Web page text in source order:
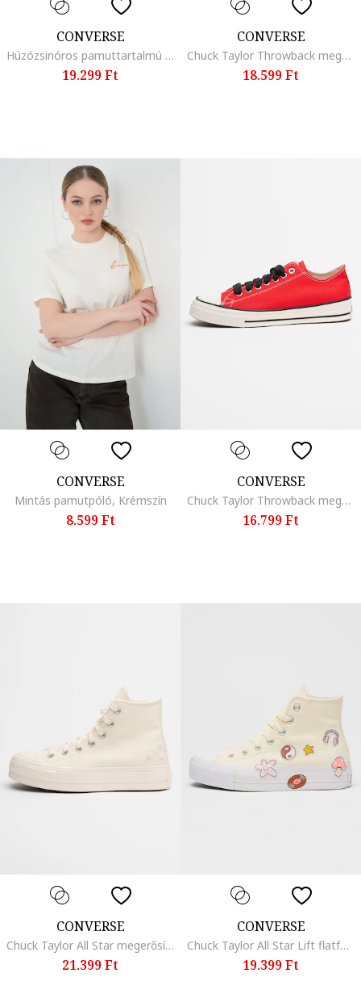
CONVERSE
Húzózsinóros pamuttartalmú szabadidőnadrág, Halványlila
19.299 Ft
CONVERSE
Chuck Taylor Throwback megerősített orrú uniszex cipő, Kék
18.599 Ft
CONVERSE
Mintás pamutpóló, Krémszín
8.599 Ft
CONVERSE
Chuck Taylor Throwback megerősített orrú uniszex cipő, Élénkpiros
16.799 Ft
CONVERSE
Chuck Taylor All Star megerősített orrú cipő, Fehér/Fekete
21.399 Ft
CONVERSE
Chuck Taylor All Star Lift flatform cipő foltrátétekkel, Krémszín
19.399 Ft